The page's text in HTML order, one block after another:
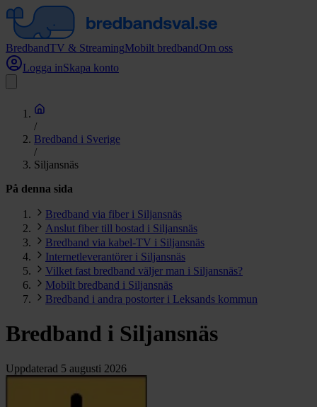
BredbandTV & StreamingMobilt bredbandOm oss
Logga inSkapa konto
/
Bredband i Sverige
/
Siljansnäs
På denna sida
Bredband via fiber i Siljansnäs
Anslut fiber till bostad i Siljansnäs
Bredband via kabel-TV i Siljansnäs
Internetleverantörer i Siljansnäs
Vilket fast bredband väljer man i Siljansnäs?
Mobilt bredband i Siljansnäs
Bredband i andra postorter i Leksands kommun
Bredband i Siljansnäs
Uppdaterad 5 augusti 2026